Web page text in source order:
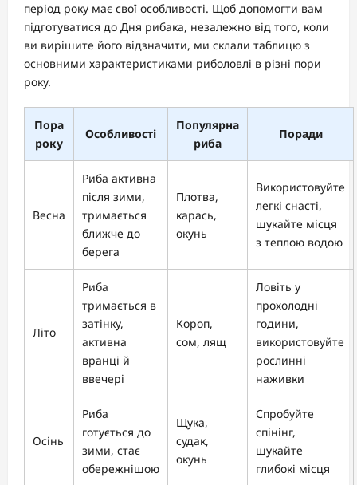
період року має свої особливості. Щоб допомогти вам
підготуватися до Дня рибака, незалежно від того, коли
ви вирішите його відзначити, ми склали таблицю з
основними характеристиками риболовлі в різні пори
року.
Пора
року
Особливості
Популярна
риба
Поради
Весна
Риба активна
після зими,
тримається
ближче до
берега
Плотва,
карась,
окунь
Використовуйте
легкі снасті,
шукайте місця
з теплою водою
Літо
Риба
тримається в
затінку,
активна
вранці й
ввечері
Короп,
сом, лящ
Ловіть у
прохолодні
години,
використовуйте
рослинні
наживки
Осінь
Риба
готується до
зими, стає
обережнішою
Щука,
судак,
окунь
Спробуйте
спінінг,
шукайте
глибокі місця